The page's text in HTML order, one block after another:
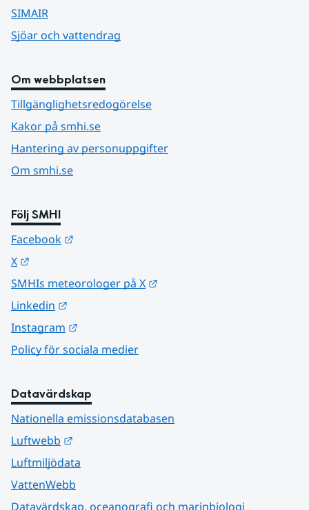
SIMAIR
Sjöar och vattendrag
Om webbplatsen
Tillgänglighetsredogörelse
Kakor på smhi.se
Hantering av personuppgifter
Om smhi.se
Följ SMHI
Facebook
X
SMHIs meteorologer på X
Linkedin
Instagram
Policy för sociala medier
Datavärdskap
Nationella emissionsdatabasen
Luftwebb
Luftmiljödata
VattenWebb
Datavärdskap, oceanografi och marinbiologi